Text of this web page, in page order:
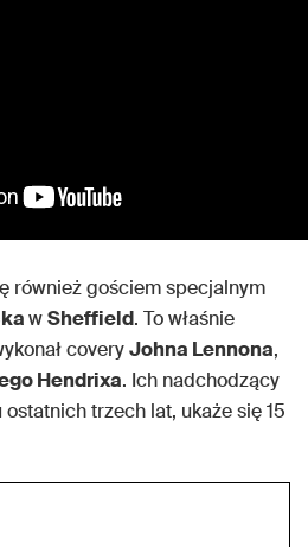
również gościem specjalnym
wSheffield. To właśnie
coveryJohna Lennona,
Hendrixa. Ich nadchodzący
trzech lat, ukaże się 15